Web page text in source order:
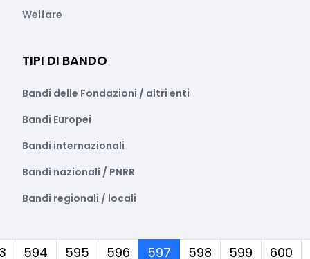
Welfare
TIPI DI BANDO
Bandi delle Fondazioni / altri enti
Bandi Europei
Bandi internazionali
Bandi nazionali / PNRR
Bandi regionali / locali
594 595 596 597(corrente)
598 599 600